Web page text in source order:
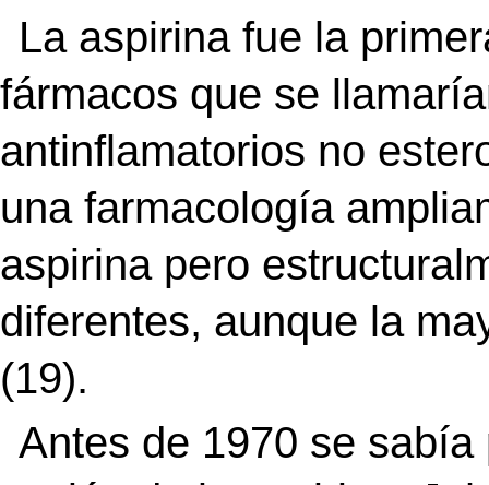
La aspirina fue la
fármacos que se
antinflamatorios no
una farmacología
aspirina pero
diferentes, aunque la
(19).
Antes de 1970 se